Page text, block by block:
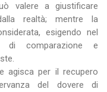
valere a giustificare
realtà; mentre la
esigendo nel
di comparazione e
agisca per il recupero
del dovere di